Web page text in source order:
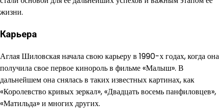
жизни.
Карьера
Аглая Шиловская начала свою карьеру в 1990-х годах, когда она
получила свое первое кинороль в фильме «Малыш». В
дальнейшем она снялась в таких известных картинах, как
«Королевство кривых зеркал», «Двадцать восемь панфиловцев»,
«Матильда» и многих других.